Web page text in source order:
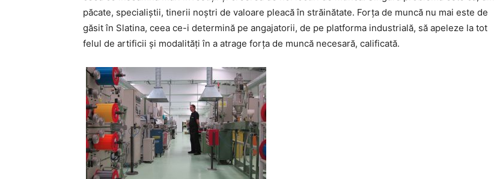
păcate, specialiștii, tinerii noștri de valoare pleacă în străinătate. Forța de muncă nu mai este de
găsit în Slatina, ceea ce-i determină pe angajatorii, de pe platforma industrială, să apeleze la tot
felul de artificii și modalități în a atrage forța de muncă necesară, calificată.